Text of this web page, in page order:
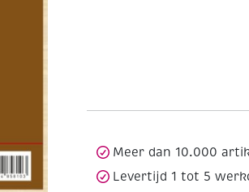
Meer dan 10.000
Levertijd 1 tot 5